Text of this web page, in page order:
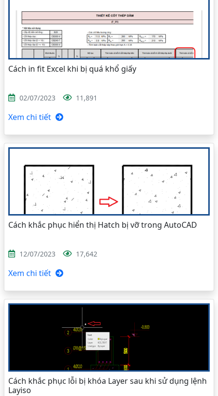
Cách in fit Excel khi bị quá khổ giấy
02/07/2023 11,891
Xem chi tiết
Cách khắc phục hiển thị Hatch bị vỡ trong AutoCAD
12/07/2023 17,642
Xem chi tiết
Cách khắc phục lỗi bị khóa Layer sau khi sử dụng lệnh
Layiso